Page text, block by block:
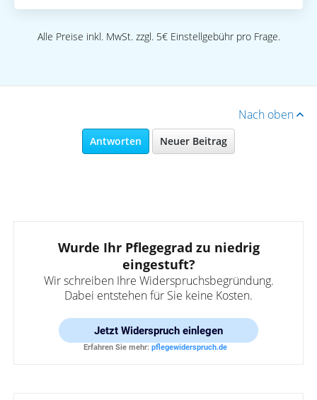
Alle Preise inkl. MwSt. zzgl. 5€ Einstellgebühr pro Frage.
Nach oben
Antworten Neuer Beitrag
Wurde Ihr Pflegegrad zu niedrig
eingestuft?
Wir schreiben Ihre Widerspruchsbegründung.
Dabei entstehen für Sie keine Kosten.
Jetzt Widerspruch einlegen
Erfahren Sie mehr: pflegewiderspruch.de